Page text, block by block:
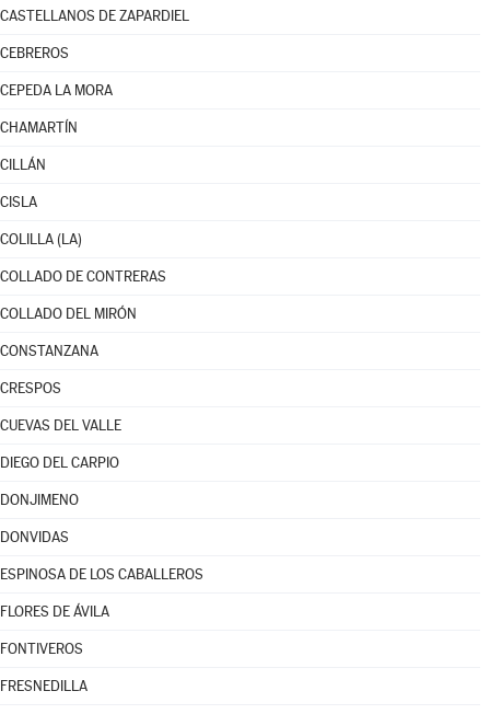
CASTELLANOS DE ZAPARDIEL
CEBREROS
CEPEDA LA MORA
CHAMARTÍN
CILLÁN
CISLA
COLILLA (LA)
COLLADO DE CONTRERAS
COLLADO DEL MIRÓN
CONSTANZANA
CRESPOS
CUEVAS DEL VALLE
DIEGO DEL CARPIO
DONJIMENO
DONVIDAS
ESPINOSA DE LOS CABALLEROS
FLORES DE ÁVILA
FONTIVEROS
FRESNEDILLA